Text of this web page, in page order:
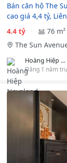
Bán căn hộ The
cao giá 4,4 tỷ,
4.4 tỷ
76 m²
The Sun
Hoàng Hiệp Novaland
Đăng 1 năm